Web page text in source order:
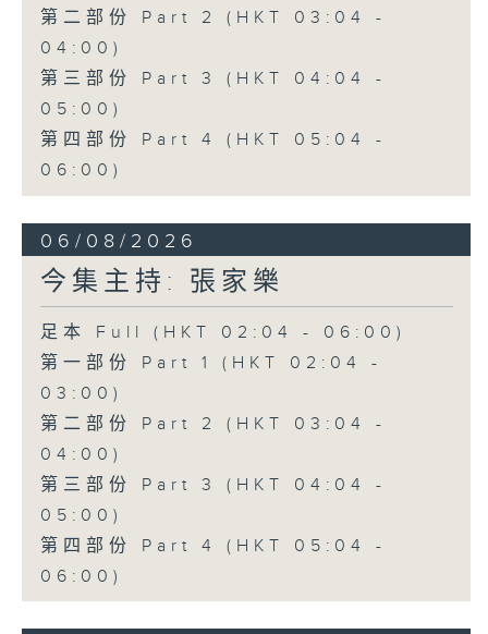
第二部份 Part 2 (HKT 03:04 -
04:00)
第三部份 Part 3 (HKT 04:04 -
05:00)
第四部份 Part 4 (HKT 05:04 -
06:00)
06/08/2026
今集主持: 張家樂
足本 Full (HKT 02:04 - 06:00)
第一部份 Part 1 (HKT 02:04 -
03:00)
第二部份 Part 2 (HKT 03:04 -
04:00)
第三部份 Part 3 (HKT 04:04 -
05:00)
第四部份 Part 4 (HKT 05:04 -
06:00)